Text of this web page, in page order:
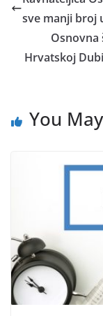
sve manji broj
Osnovna
Hrvatskoj
You